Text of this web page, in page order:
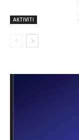
AKTIVITI